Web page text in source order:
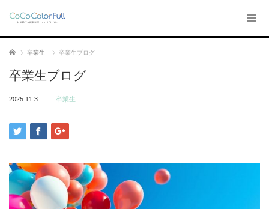
ホーム 卒業生 卒業生ブログ
卒業生ブログ
2025.11.3 卒業生